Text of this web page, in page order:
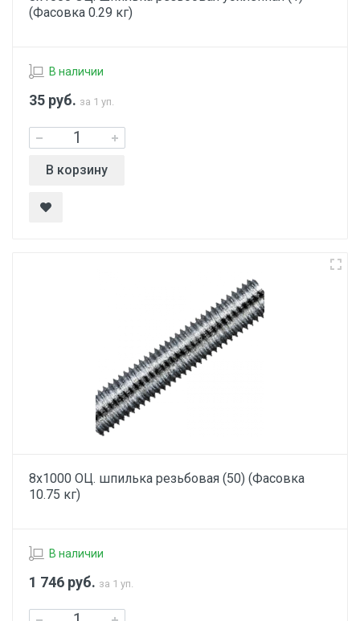
(Фасовка 0.29 кг)
В наличии
35 руб. за 1 уп.
В корзину
8х1000 ОЦ. шпилька резьбовая (50) (Фасовка
10.75 кг)
В наличии
1 746 руб. за 1 уп.